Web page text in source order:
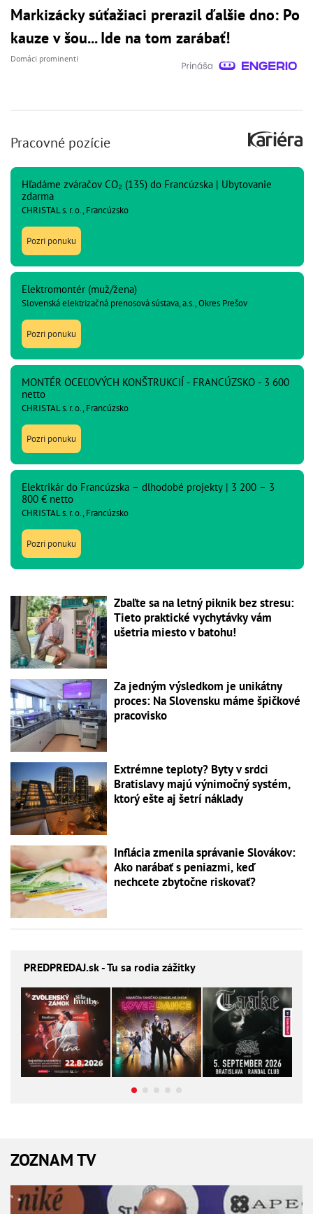
Markizácky súťažiaci prerazil ďalšie dno: Po
kauze v šou... Ide na tom zarábať!
Domáci prominenti
Pracovné pozície
Hľadáme zváračov CO₂ (135) do Francúzska | Ubytovanie
zdarma
CHRISTAL s. r. o., Francúzsko
Pozri ponuku
Elektromontér (muž/žena)
Slovenská elektrizačná prenosová sústava, a.s., Okres Prešov
Pozri ponuku
MONTÉR OCEĽOVÝCH KONŠTRUKCIÍ - FRANCÚZSKO - 3 600
netto
CHRISTAL s. r. o., Francúzsko
Pozri ponuku
Elektrikár do Francúzska – dlhodobé projekty | 3 200 – 3
800 € netto
CHRISTAL s. r. o., Francúzsko
Pozri ponuku
Zbaľte sa na letný piknik bez stresu:
Tieto praktické vychytávky vám
ušetria miesto v batohu!
Za jedným výsledkom je unikátny
proces: Na Slovensku máme špičkové
pracovisko
Extrémne teploty? Byty v srdci
Bratislavy majú výnimočný systém,
ktorý ešte aj šetrí náklady
Inflácia zmenila správanie Slovákov:
Ako narábať s peniazmi, keď
nechcete zbytočne riskovať?
PREDPREDAJ.sk - Tu sa rodia zážitky
ZOZNAM TV